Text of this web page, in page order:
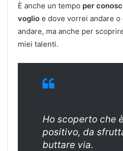
È anche un tempo per
voglio e dove vorrei andare
andare, ma anche per
miei talenti.
Ho scoperto che
positivo, da
buttare via.